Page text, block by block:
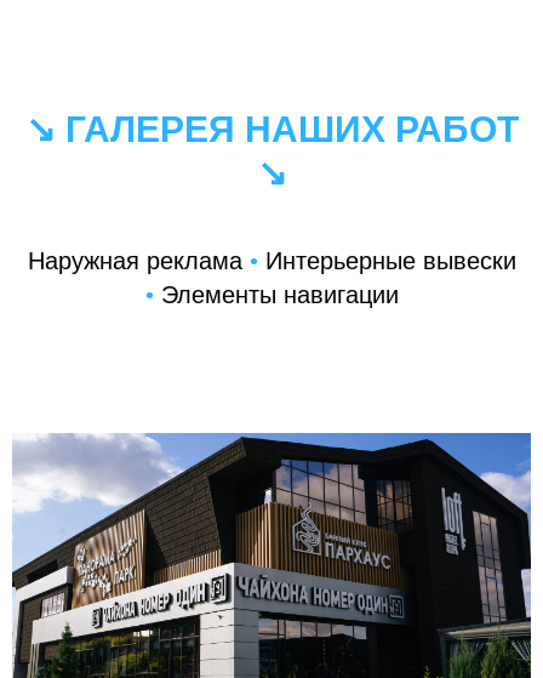
↘ ГАЛЕРЕЯ НАШИХ РАБОТ
↘
Наружная реклама •Интерьерные вывески
•Элементы навигации